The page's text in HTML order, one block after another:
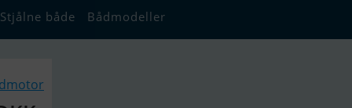
Stjålne både Bådmodeller